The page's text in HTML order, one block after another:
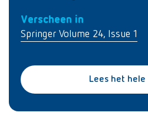
Verscheen in
Springer Volume 24, Issue 1
Lees het